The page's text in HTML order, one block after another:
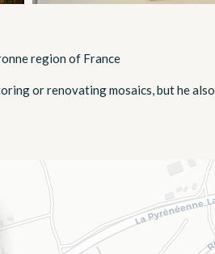
region of France
or renovating mosaics, but he also